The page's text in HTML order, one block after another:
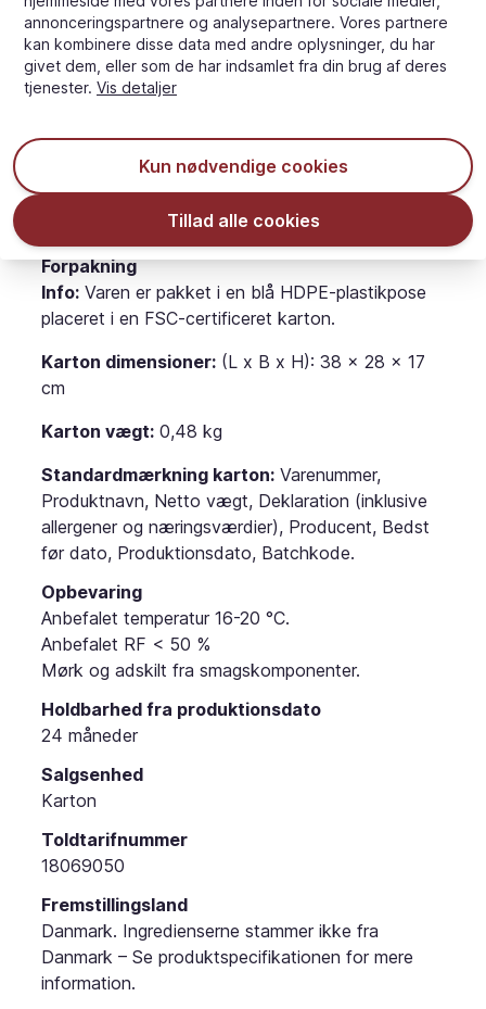
(EU)."
Disclaimer
- Farver kan variere afhængigt af dit device og
vores farver bedst muligt.
Forpakning
Info: Varen er pakket i en blå HDPE-plastikpose
placeret i en FSC-certificeret karton.
Karton dimensioner: (L x B x H): 38 x 28 x 17
cm
Karton vægt: 0,48 kg
Standardmærkning karton: Varenummer,
Produktnavn, Netto vægt, Deklaration (inklusive
allergener og næringsværdier), Producent, Bedst
før dato, Produktionsdato, Batchkode.
Opbevaring
Anbefalet temperatur 16-20 °C.
Anbefalet RF < 50 %
Mørk og adskilt fra smagskomponenter.
Holdbarhed fra produktionsdato
24 måneder
Salgsenhed
Karton
Toldtarifnummer
18069050
Fremstillingsland
Danmark. Ingredienserne stammer ikke fra
Danmark – Se produktspecifikationen for mere
information.
annonceringspartnere og analysepartnere. Vores partnere
kan kombinere disse data med andre oplysninger, du har
givet dem, eller som de har indsamlet fra din brug af deres
tjenester. Vis detaljer
Kun nødvendige cookies
Tillad alle cookies